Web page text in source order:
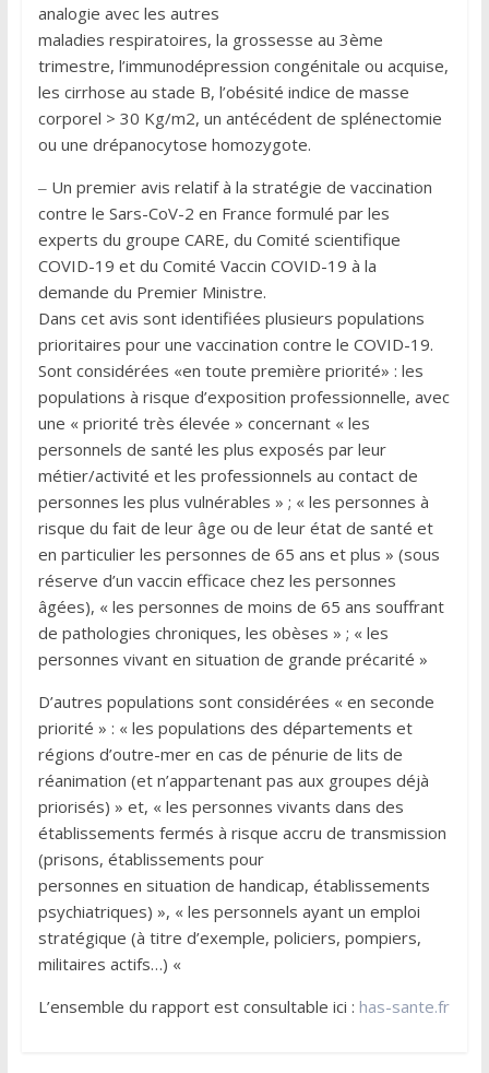
analogie avec les autres
maladies respiratoires, la grossesse au 3ème
trimestre, l’immunodépression congénitale ou acquise,
les cirrhose au stade B, l’obésité indice de masse
corporel > 30 Kg/m2, un antécédent de splénectomie
ou une drépanocytose homozygote.
‒ Un premier avis relatif à la stratégie de vaccination
contre le Sars-CoV-2 en France formulé par les
experts du groupe CARE, du Comité scientifique
COVID-19 et du Comité Vaccin COVID-19 à la
demande du Premier Ministre.
Dans cet avis sont identifiées plusieurs populations
prioritaires pour une vaccination contre le COVID-19.
Sont considérées «en toute première priorité» : les
populations à risque d’exposition professionnelle, avec
une « priorité très élevée » concernant « les
personnels de santé les plus exposés par leur
métier/activité et les professionnels au contact de
personnes les plus vulnérables » ; « les personnes à
risque du fait de leur âge ou de leur état de santé et
en particulier les personnes de 65 ans et plus » (sous
réserve d’un vaccin efficace chez les personnes
âgées), « les personnes de moins de 65 ans souffrant
de pathologies chroniques, les obèses » ; « les
personnes vivant en situation de grande précarité »
D’autres populations sont considérées « en seconde
priorité » : « les populations des départements et
régions d’outre-mer en cas de pénurie de lits de
réanimation (et n’appartenant pas aux groupes déjà
priorisés) » et, « les personnes vivants dans des
établissements fermés à risque accru de transmission
(prisons, établissements pour
personnes en situation de handicap, établissements
psychiatriques) », « les personnels ayant un emploi
stratégique (à titre d’exemple, policiers, pompiers,
militaires actifs…) «
L’ensemble du rapport est consultable ici : has-sante.fr